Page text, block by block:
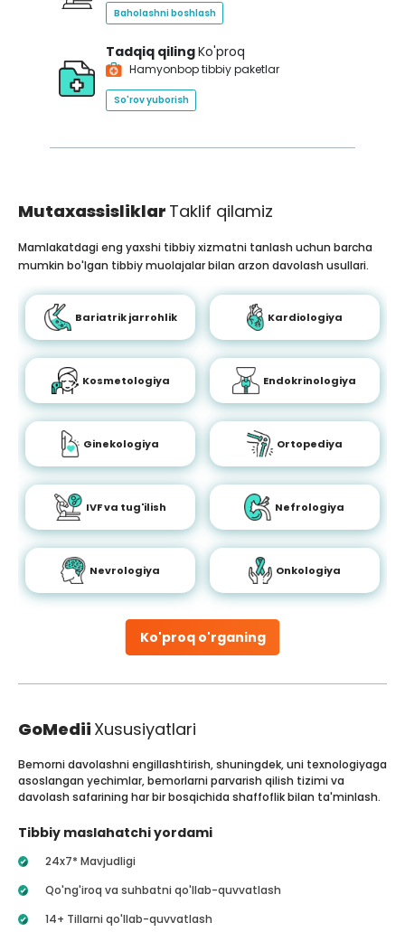
Baholashni boshlash
Tadqiq qilingKo'proq
Hamyonbop tibbiy paketlar
So'rov yuborish
Mutaxassisliklar Taklif qilamiz
Ko'proq o'rganing
Mamlakatdagi eng yaxshi tibbiy xizmatni tanlash uchun barcha
mumkin bo'lgan tibbiy muolajalar bilan arzon davolash usullari.
Bariatrik jarrohlik Kardiologiya
Kosmetologiya Endokrinologiya
Ginekologiya Ortopediya
IVF va tug'ilish Nefrologiya
Nevrologiya Onkologiya
GoMedii Xususiyatlari
Bemorni davolashni engillashtirish, shuningdek, uni texnologiyaga
asoslangan yechimlar, bemorlarni parvarish qilish tizimi va
davolash safarining har bir bosqichida shaffoflik bilan ta'minlash.
Tibbiy maslahatchi yordami
24x7* Mavjudligi
Qo'ng'iroq va suhbatni qo'llab-quvvatlash
14+ Tillarni qo'llab-quvvatlash